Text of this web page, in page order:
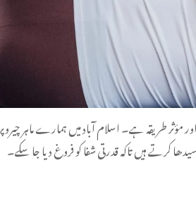
طریقہ ہے۔ اسلام آباد میں ہمارے ماہر
کرتے ہیں تاکہ قدرتی شفا کو فروغ دیا جا سکے۔